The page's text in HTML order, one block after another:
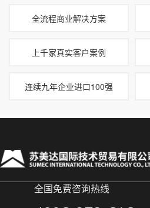
全流程商业解决方案
上千家真实客户案例
连续九年企业进口100强
全国免费咨询热线